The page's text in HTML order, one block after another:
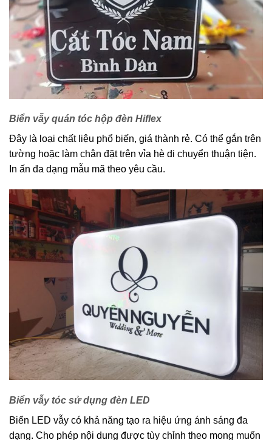
Biển vẫy quán tóc hộp đèn Hiflex
Đây là loại chất liệu phổ biến, giá thành rẻ. Có thể gắn trên
tường hoặc làm chân đặt trên vỉa hè di chuyển thuận tiện.
In ấn đa dạng mẫu mã theo yêu cầu.
Biển vẫy tóc sử dụng đèn LED
Biển LED vẫy có khả năng tạo ra hiệu ứng ánh sáng đa
dạng. Cho phép nội dung được tùy chỉnh theo mong muốn